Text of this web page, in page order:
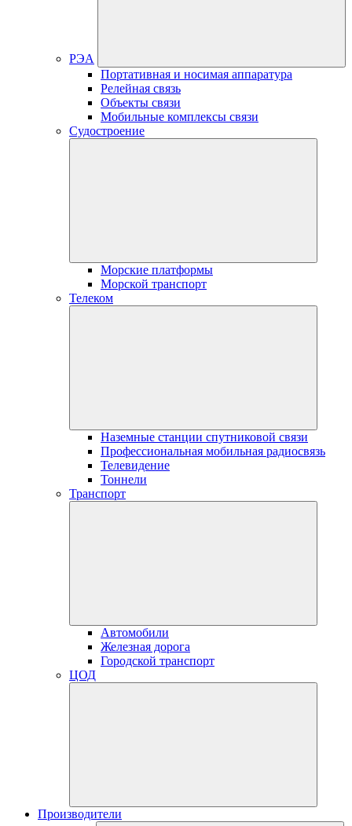
РЭА
Портативная и носимая аппаратура
Релейная связь
Объекты связи
Мобильные комплексы связи
Судостроение
Морские платформы
Морской транспорт
Телеком
Наземные станции спутниковой связи
Профессиональная мобильная радиосвязь
Телевидение
Тоннели
Транспорт
Автомобили
Железная дорога
Городской транспорт
ЦОД
Производители